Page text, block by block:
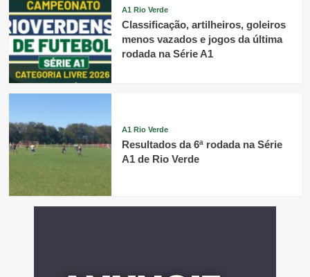
A1 Rio Verde
Classificação, artilheiros, goleiros
menos vazados e jogos da última
rodada na Série A1
A1 Rio Verde
Resultados da 6ª rodada na Série
A1 de Rio Verde